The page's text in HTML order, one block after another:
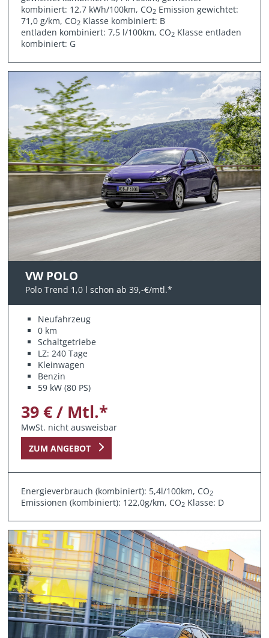
kombiniert: 12,7 kWh/100km, CO2 Emission gewichtet:
71,0 g/km, CO2 Klasse kombiniert: B
entladen kombiniert: 7,5 l/100km, CO2 Klasse entladen
kombiniert: G
VW POLO
Polo Trend 1,0 l schon ab 39,-€/mtl.*
Neufahrzeug
0 km
Schaltgetriebe
LZ: 240 Tage
Kleinwagen
Benzin
59 kW (80 PS)
39 € / Mtl.*
MwSt. nicht ausweisbar
ZUM ANGEBOT
Energieverbrauch (kombiniert): 5,4l/100km, CO2
Emissionen (kombiniert): 122,0g/km, CO2 Klasse: D